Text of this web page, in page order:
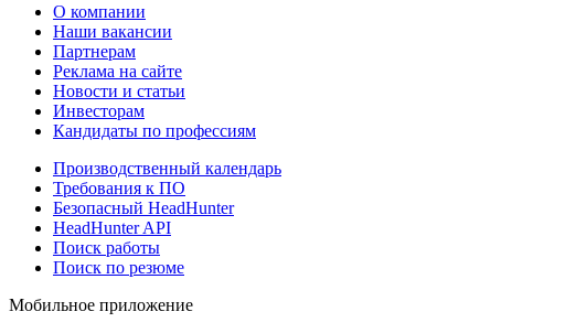
О компании
Наши вакансии
Партнерам
Реклама на сайте
Новости и статьи
Инвесторам
Кандидаты по профессиям
Производственный календарь
Требования к ПО
Безопасный HeadHunter
HeadHunter API
Поиск работы
Поиск по резюме
Мобильное приложение